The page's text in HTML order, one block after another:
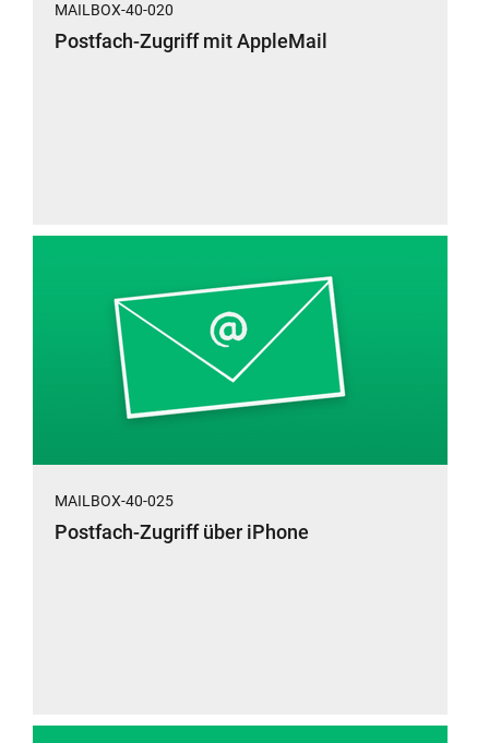
MAILBOX-40-020
Postfach-Zugriff mit AppleMail
MAILBOX-40-025
Postfach-Zugriff über iPhone